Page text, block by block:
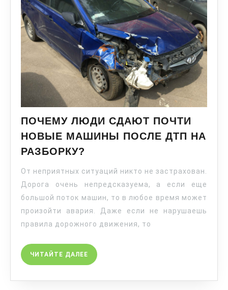
ПОЧЕМУ ЛЮДИ СДАЮТ ПОЧТИ
НОВЫЕ МАШИНЫ ПОСЛЕ ДТП НА
РАЗБОРКУ?
От неприятных ситуаций никто не застрахован.
Дорога очень непредсказуема, а если еще
большой поток машин, то в любое время может
произойти авария. Даже если не нарушаешь
правила дорожного движения, то
ЧИТАЙТЕ ДАЛЕЕ